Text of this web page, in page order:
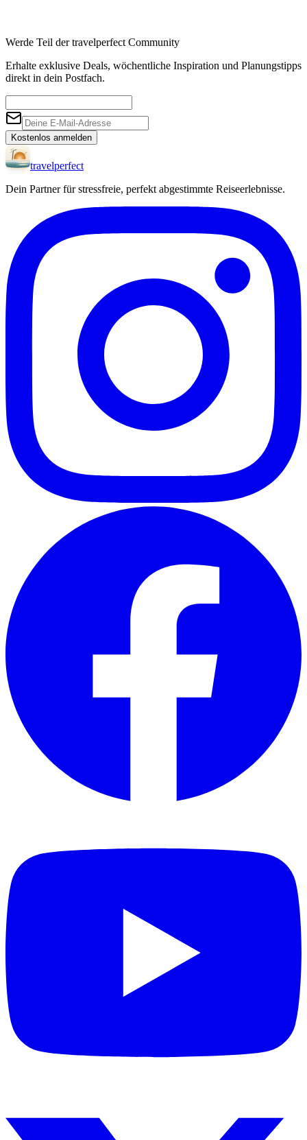
Werde Teil der travelperfect Community
Erhalte exklusive Deals, wöchentliche Inspiration und Planungstipps
direkt in dein Postfach.
Kostenlos anmelden
travelperfect
Dein Partner für stressfreie, perfekt abgestimmte Reiseerlebnisse.